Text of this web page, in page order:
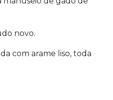
novo.
com arame liso, toda